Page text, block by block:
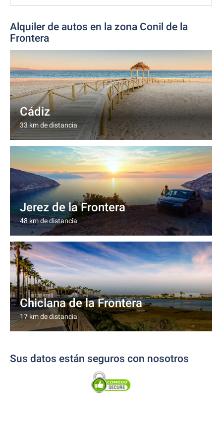
Alquiler de autos en la zona Conil de la
Frontera
Cádiz
33 km de distancia
Jerez de la Frontera
48 km de distancia
Chiclana de la Frontera
17 km de distancia
Sus datos están seguros con nosotros